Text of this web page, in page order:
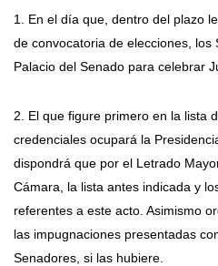
1. En el día que, dentro del plazo
de convocatoria de elecciones,
Palacio del Senado para celebrar
2. El que figure primero en la lista
credenciales ocupará la
dispondrá que por el Letrado
Cámara, la lista antes indicada y
referentes a este acto. Asimismo
las impugnaciones presentadas
Senadores, si las hubiere.